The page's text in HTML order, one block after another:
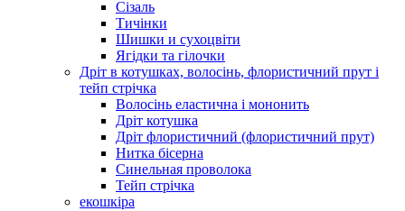
Сізаль
Тичінки
Шишки и сухоцвіти
Ягідки та гілочки
Дріт в котушках, волосінь, флористичний прут і
тейп стрічка
Волосінь еластична і мононить
Дріт котушка
Дріт флористичний (флористичний прут)
Нитка бісерна
Синельная проволока
Тейп стрічка
екошкіра